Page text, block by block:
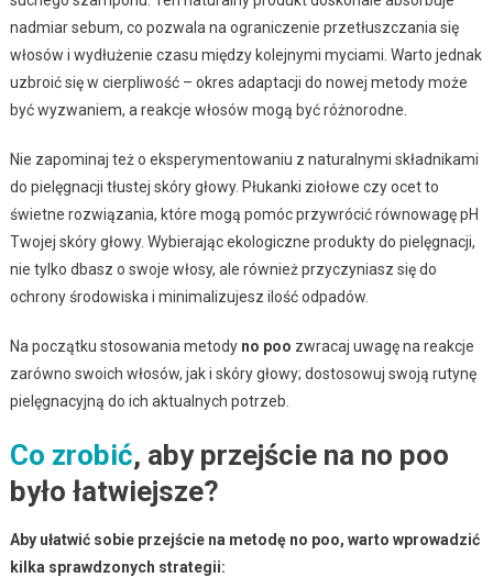
nadmiar sebum, co pozwala na ograniczenie przetłuszczania się
włosów i wydłużenie czasu między kolejnymi myciami. Warto jednak
uzbroić się w cierpliwość – okres adaptacji do nowej metody może
być wyzwaniem, a reakcje włosów mogą być różnorodne.
Nie zapominaj też o eksperymentowaniu z naturalnymi składnikami
do pielęgnacji tłustej skóry głowy. Płukanki ziołowe czy ocet to
świetne rozwiązania, które mogą pomóc przywrócić równowagę pH
Twojej skóry głowy. Wybierając ekologiczne produkty do pielęgnacji,
nie tylko dbasz o swoje włosy, ale również przyczyniasz się do
ochrony środowiska i minimalizujesz ilość odpadów.
Na początku stosowania metody no poo zwracaj uwagę na reakcje
zarówno swoich włosów, jak i skóry głowy; dostosowuj swoją rutynę
pielęgnacyjną do ich aktualnych potrzeb.
Co zrobić, aby przejście na no poo
było łatwiejsze?
Aby ułatwić sobie przejście na metodę no poo, warto wprowadzić
kilka sprawdzonych strategii: